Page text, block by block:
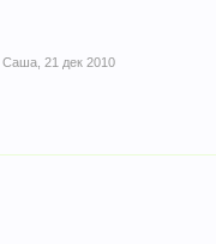
Саша 21 дек 2010